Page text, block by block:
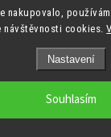
nakupovalo,
návštěvnosti cookies.
Nastavení
Souhlasím